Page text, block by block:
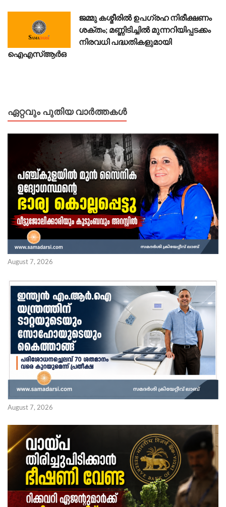
ജമ്മു കശ്മീരിൽ ഉപഗ്രഹ നിരീക്ഷണം
ശക്തം; മണ്ണിടിച്ചിൽ മുന്നറിയിപ്പടക്കം
നിരവധി പദ്ധതികളുമായി
ഐഎസ്ആർഒ
ഏറ്റവും പുതിയ വാർത്തകൾ
August 7, 2026
August 7, 2026